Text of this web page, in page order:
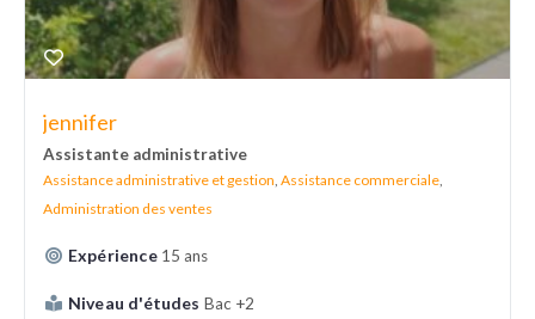
jennifer
Assistante administrative
Assistance administrative et gestion, Assistance commerciale,
Administration des ventes
Expérience 15 ans
Niveau d'études Bac +2